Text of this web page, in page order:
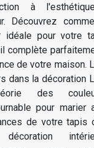
à
Découvrez
idéale pour votre
complète
de votre maison.
dans la décoration
des
pour marier
de votre tapis